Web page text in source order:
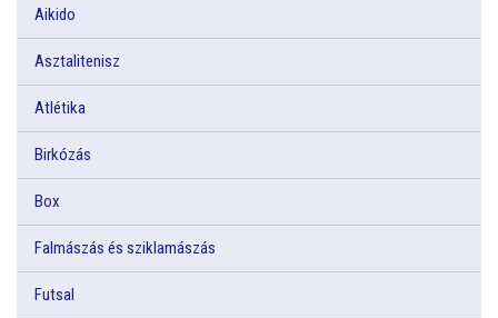
Aikido
Asztalitenisz
Atlétika
Birkózás
Box
Falmászás és sziklamászás
Futsal